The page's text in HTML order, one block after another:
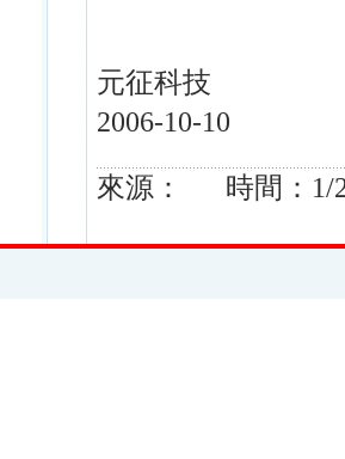
元征科技
2006-10-10
來源： 時間：1/